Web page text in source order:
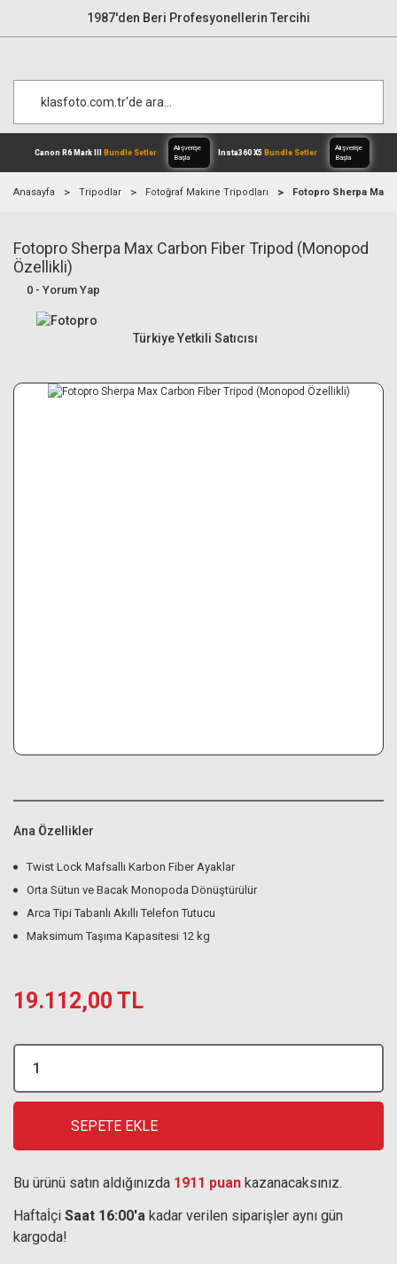
1987'den Beri Profesyonellerin Tercihi
Canon R6 Mark IIIBundle Setler
Alışverişe
Anasayfa Tripodlar Fotoğraf Makine Tripodları Fotopro Sherpa Max
Fotopro Sherpa Max Carbon Fiber Tripod (Monopod
Özellikli)
0 - Yorum Yap
Türkiye Yetkili Satıcısı
Ana Özellikler
Twist Lock Mafsallı Karbon Fiber Ayaklar
Orta Sütun ve Bacak Monopoda Dönüştürülür
Arca Tipi Tabanlı Akıllı Telefon Tutucu
Maksimum Taşıma Kapasitesi 12 kg
19.112,00 TL
SEPETE EKLE
Bu ürünü satın aldığınızda 1911 puan kazanacaksınız.
Haftaİçi Saat 16:00'a kadar verilen siparişler aynı gün
kargoda!